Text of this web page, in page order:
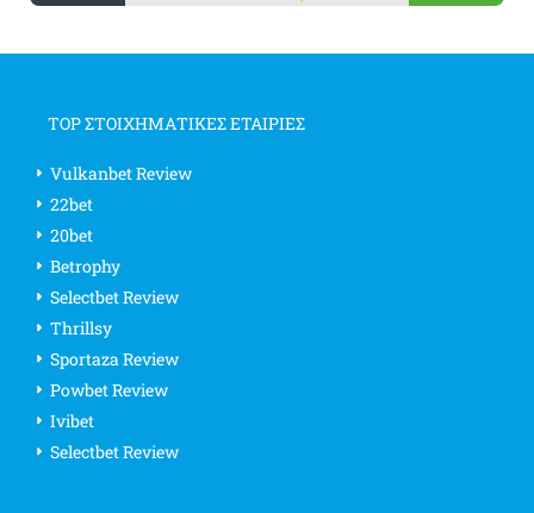
TOP ΣΤΟΙΧΗΜΑΤΙΚΕΣ ΕΤΑΙΡΙΕΣ
Vulkanbet Review
22bet
20bet
Betrophy
Selectbet Review
Thrillsy
Sportaza Review
Powbet Review
Ivibet
Selectbet Review